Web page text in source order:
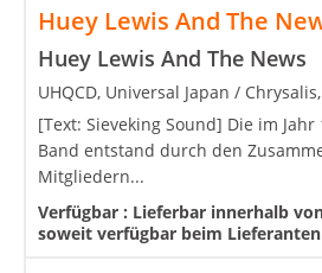
Huey Lewis And The
Huey Lewis And The News
UHQCD, Universal Japan /
[Text: Sieveking Sound] Die im
Band entstand durch den
Mitgliedern...
Verfügbar : Lieferbar innerhalb
soweit verfügbar beim Lieferanten